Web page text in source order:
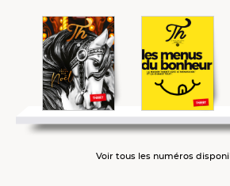
Voir tous les numéros